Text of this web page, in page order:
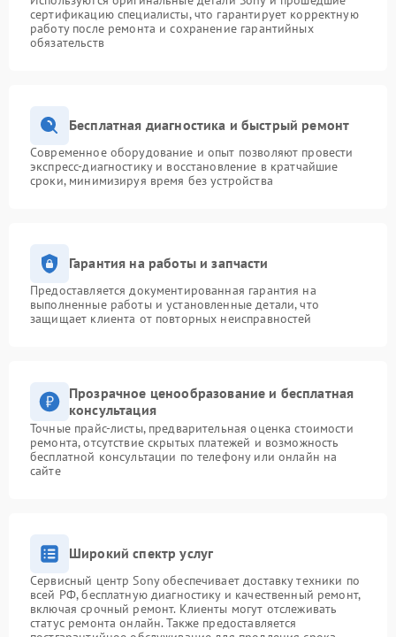
сертификацию специалисты, что гарантирует корректную
работу после ремонта и сохранение гарантийных
обязательств
Бесплатная диагностика и быстрый ремонт
Современное оборудование и опыт позволяют провести
экспресс-диагностику и восстановление в кратчайшие
сроки, минимизируя время без устройства
Гарантия на работы и запчасти
Предоставляется документированная гарантия на
выполненные работы и установленные детали, что
защищает клиента от повторных неисправностей
Прозрачное ценообразование и бесплатная
консультация
Точные прайс-листы, предварительная оценка стоимости
ремонта, отсутствие скрытых платежей и возможность
бесплатной консультации по телефону или онлайн на
сайте
Широкий спектр услуг
Сервисный центр Sony обеспечивает доставку техники по
всей РФ, бесплатную диагностику и качественный ремонт,
включая срочный ремонт. Клиенты могут отслеживать
статус ремонта онлайн. Также предоставляется